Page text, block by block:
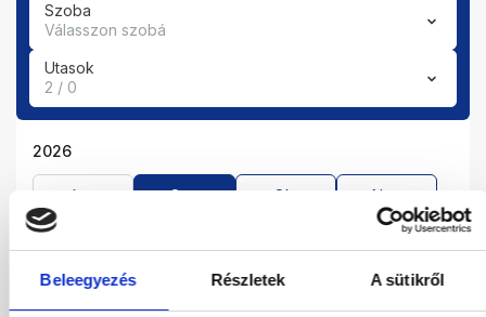
Beleegyezés Részletek A sütikről
Szoba
Válasszon szobá
Utasok
2 / 0
2026
Aug Sze Okt Nov
2027